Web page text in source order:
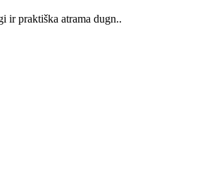
ir praktiška atrama dugn..